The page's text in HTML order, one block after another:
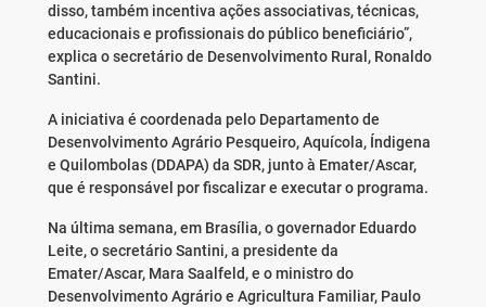
disso, também incentiva ações associativas, técnicas,
educacionais e profissionais do público beneficiário”,
explica o secretário de Desenvolvimento Rural, Ronaldo
Santini.
A iniciativa é coordenada pelo Departamento de
Desenvolvimento Agrário Pesqueiro, Aquícola, Índigena
e Quilombolas (DDAPA) da SDR, junto à Emater/Ascar,
que é responsável por fiscalizar e executar o programa.
Na última semana, em Brasília, o governador Eduardo
Leite, o secretário Santini, a presidente da
Emater/Ascar, Mara Saalfeld, e o ministro do
Desenvolvimento Agrário e Agricultura Familiar, Paulo